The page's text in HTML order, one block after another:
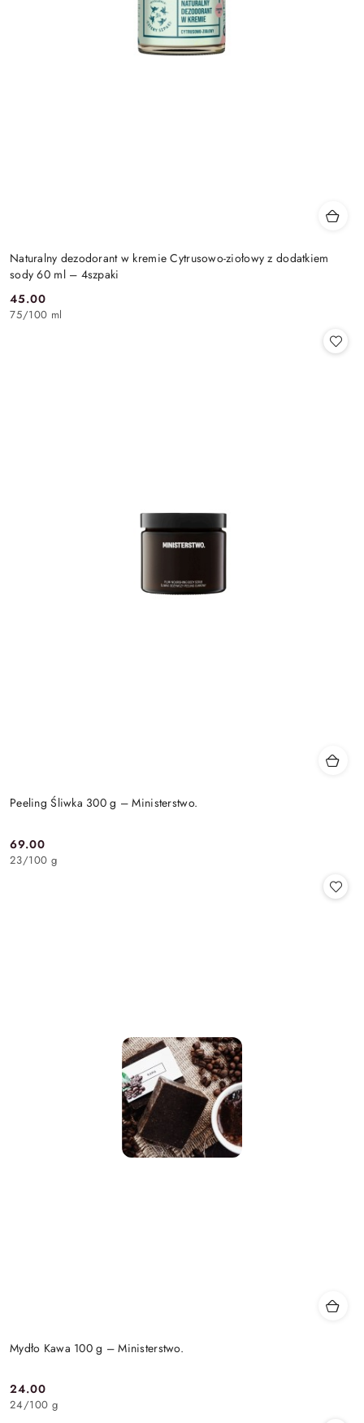
Naturalny dezodorant w kremie Cytrusowo-ziołowy z dodatkiem
sody 60 ml – 4szpaki
Cena:
45.00
75/100 ml
Peeling Śliwka 300 g – Ministerstwo.
Cena:
69.00
23/100 g
Mydło Kawa 100 g – Ministerstwo.
Cena:
24.00
24/100 g